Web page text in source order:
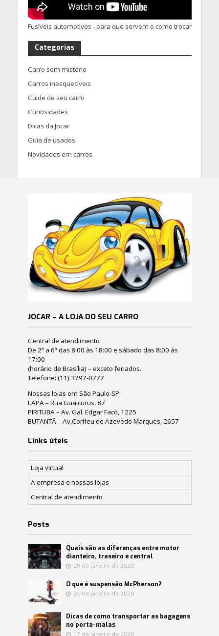
Fusíveis automotivos - para que servem e como trocar
Categorias
Carro sem mistério
Carros inesquecíveis
Cuide de seu carro
Curiosidades
Dicas da Jocar
Guia de usados
Novidades em carros
JOCAR – A LOJA DO SEU CARRO
Central de atendimento
De 2ª a 6ª das 8:00 às 18:00 e sábado das 8:00 às
17:00
(horário de Brasília) – exceto feriados.
Telefone: (11) 3797-0777
Nossas lojas em São Paulo-SP
LAPA – Rua Guaicurus, 87
PIRITUBA – Av. Gal. Edgar Facó, 1225
BUTANTÃ – Av.Corifeu de Azevedo Marques, 2657
Links úteis
Loja virtual
A empresa e nossas lojas
Central de atendimento
Posts
Quais são as diferenças entre motor
dianteiro, traseiro e central
29 de janeiro de 2020
O que é suspensão McPherson?
24 de janeiro de 2020
Dicas de como transportar as bagagens
no porta-malas
17 de janeiro de 2020